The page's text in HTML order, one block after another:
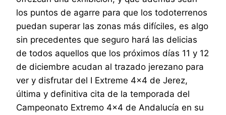
los puntos de agarre para que los todoterrenos
puedan superar las zonas más difíciles, es algo
sin precedentes que seguro hará las delicias
de todos aquellos que los próximos días 11 y 12
de diciembre acudan al trazado jerezano para
ver y disfrutar del I Extreme 4×4 de Jerez,
última y definitiva cita de la temporada del
Campeonato Extremo 4×4 de Andalucía en su